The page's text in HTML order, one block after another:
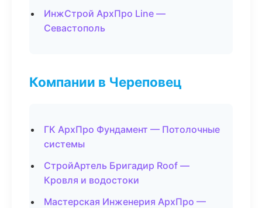
ИнжСтрой АрхПро Line —
Севастополь
Компании в Череповец
ГК АрхПро Фундамент — Потолочные
системы
СтройАртель Бригадир Roof —
Кровля и водостоки
Мастерская Инженерия АрхПро —